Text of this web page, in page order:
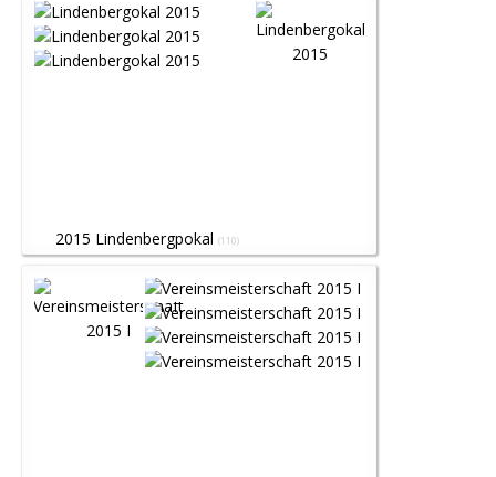
2015 Lindenbergpokal (110)